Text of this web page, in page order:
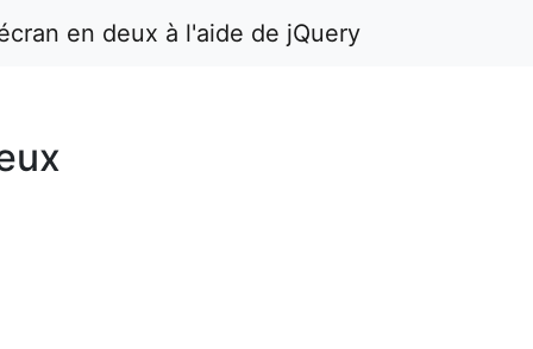
en deux à l'aide de jQuery